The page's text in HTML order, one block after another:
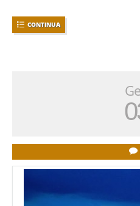
CONTINUA